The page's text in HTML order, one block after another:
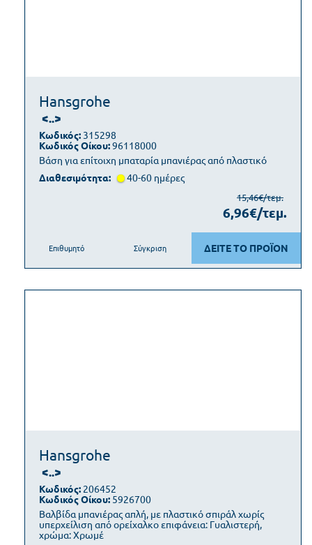
Hansgrohe
<..>
Βάση για επίτοιχη μπαταρία μπανιέρας από πλαστικό
Κωδικός: 315298
Κωδικός Οίκου:96118000
Διαθεσιμότητα: 40-60 ημέρες
15,46€/τεμ.
6,96€/τεμ.
ΔΕΙΤΕ ΤΟ ΠΡΟΪΟΝ
Επιθυμητό Σύγκριση
Hansgrohe
<..>
Βαλβίδα μπανιέρας απλή, με πλαστικό σπιράλ χωρίς
υπερχείλιση από ορείχαλκο επιφάνεια: Γυαλιστερή,
χρώμα: Χρωμέ
Κωδικός: 206452
Κωδικός Οίκου: 5926700